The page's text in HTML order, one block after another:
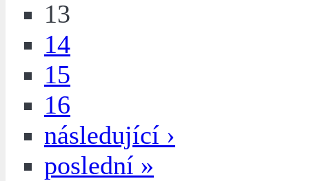
13
14
15
16
následující ›
poslední »